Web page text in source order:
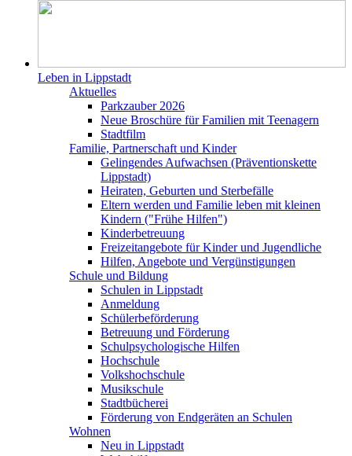
Leben in Lippstadt
Aktuelles
Parkzauber 2026
Neue Broschüre für Familien mit Teenagern
Stadtfilm
Familie, Partnerschaft und Kinder
Gelingendes Aufwachsen (Präventionskette
Lippstadt)
Heiraten, Geburten und Sterbefälle
Eltern werden und Familie leben mit kleinen
Kindern ("Frühe Hilfen")
Kinderbetreuung
Freizeitangebote für Kinder und Jugendliche
Hilfen, Angebote und Vergünstigungen
Schule und Bildung
Schulen in Lippstadt
Anmeldung
Schülerbeförderung
Betreuung und Förderung
Schulpsychologische Hilfen
Hochschule
Volkshochschule
Musikschule
Stadtbücherei
Förderung von Endgeräten an Schulen
Wohnen
Neu in Lippstadt